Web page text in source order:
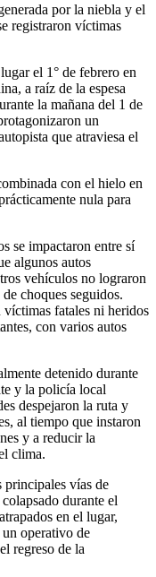
por la niebla y el
registraron víctimas
el 1° de febrero en
a raíz de la espesa
la mañana del 1 de
un
que atraviesa el
con el hielo en
nula para
se impactaron entre sí
algunos autos
vehículos no lograron
choques seguidos.
fatales ni heridos
con varios autos
detenido durante
y la policía local
despejaron la ruta y
al tiempo que instaron
y a reducir la
clima.
principales vías de
durante el
en el lugar,
operativo de
regreso de la